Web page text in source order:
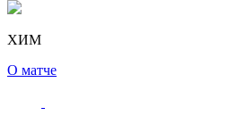
ХИМ
О матче